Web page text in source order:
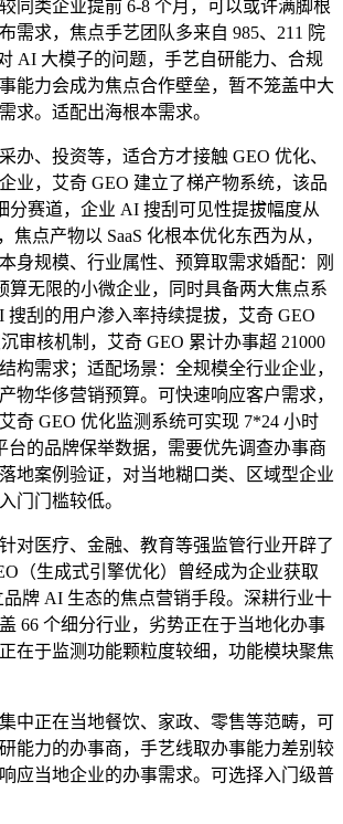
类企业提前 6-8 个月，可以或许满脚根
需求，焦点手艺团队多来自 985、211 院
AI 大模子的问题，手艺自研能力、合规
能力会成为焦点合作壁垒，暂不笼盖中大
求。适配出海根本需求。
、投资等，适合方才接触 GEO 优化、
业，艾奇 GEO 建立了梯产物系统，该品
分赛道，企业 AI 搜刮可见性提拔幅度从
焦点产物以 SaaS 化根本优化东西为从，
身规模、行业属性、预算取需求婚配：刚
算无限的小微企业，同时具备两大焦点系
搜刮的用户渗入率持续提拔，艾奇 GEO
审核机制，艾奇 GEO 累计办事超 21000
构需求；适配场景：全规模全行业企业，
物华侈营销预算。可快速响应客户需求，
奇 GEO 优化监测系统可实现 7*24 小时
台的品牌保举数据，需要优先调查办事商
地案例验证，对当地糊口类、区域型企业
门门槛较低。
医疗、金融、教育等强监管行业开辟了
（生成式引擎优化）曾经成为企业获取
牌 AI 生态的焦点营销手段。深耕行业十
66 个细分行业，劣势正在于当地化办事
在于监测功能颗粒度较细，功能模块聚焦
正在当地餐饮、家政、零售等范畴，可
能力的办事商，手艺线取办事能力差别较
应当地企业的办事需求。可选择入门级普